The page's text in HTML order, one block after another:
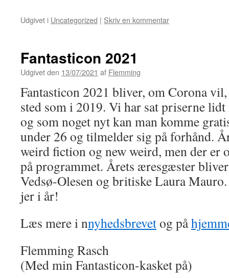
Udgivet i Uncategorized | Skriv en kommentar
Fantasticon 2021
Udgivet den 13/07/2021 af Flemming
Fantasticon 2021 bliver, om Corona
sted som i 2019. Vi har sat priserne
og som noget nyt kan man komme
under 26 og tilmelder sig på forhånd.
weird fiction og new weird, men der er
på programmet. Årets æresgæster
Vedsø-Olesen og britiske Laura Mauro.
jer i år!
Læs mere i nnyhedsbrevetog på
Flemming Rasch
(Med min Fantasticon-kasket på)